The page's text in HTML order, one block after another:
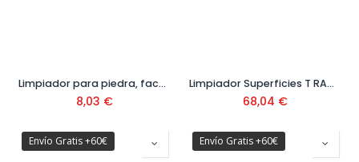
Limpiador para piedra, fachadas y piscinas 1 L Ref. 6.295-765.0
8,03 €
Limpiador Superficies T RACER T350 Ref. 2.643-252.0
68,04 €
Envío Gratis +60€ Envío Gratis +60€